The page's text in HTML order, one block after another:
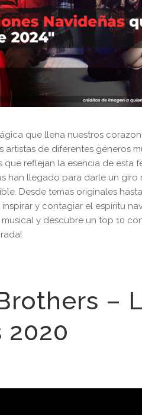
que llena nuestros
artistas de diferentes géneros
que reflejan la esencia de esta
han llegado para darle un
Desde temas originales
y contagiar el espíritu
musical y descubre un top 10
–
2020